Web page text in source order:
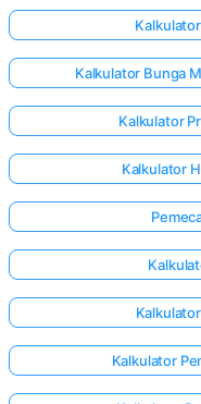
Kalkulator Bunga
Kalkulator
Kalkulator
Kalkulator